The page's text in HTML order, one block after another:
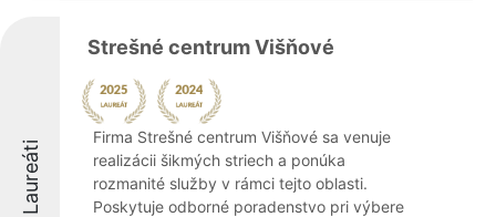
Laureáti
Strešné centrum Višňové
Firma Strešné centrum Višňové sa venuje
realizácii šikmých striech a ponúka
rozmanité služby v rámci tejto oblasti.
Poskytuje odborné poradenstvo pri výbere